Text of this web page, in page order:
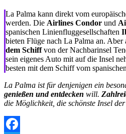
La Palma kann direkt vom
werden. Die Airlines Condor und
spanischen Linienfluggesellschaften
bieten Flüge nach La Palma an. Aber
dem Schiffvon der Nachbarinsel
sein eigenes Auto mit auf die Insel
besten mit dem Schiff vom
La Palma ist für denjenigen ein
genießen und entdecken will.
die Möglichkeit, die schönste Insel